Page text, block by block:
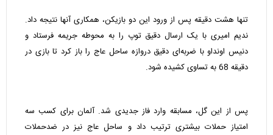
تنها هشت دقیقه پس از ورود این دو بازیکن، همکاری آنها نتیجه داد.
ندیم امیری با یک ارسال دقیق توپ را به محوطه جریمه فرستاد و
دنیس اونداو با ضربه‌ای دقیق دروازه ساحل عاج را باز کرد تا بازی در
دقیقه 68 به تساوی کشیده شود.
پس از این گل، مسابقه وارد فاز جدیدی شد. آلمان برای کسب سه
امتیاز حملات بیشتری ترتیب داد و ساحل عاج نیز در ضدحملات